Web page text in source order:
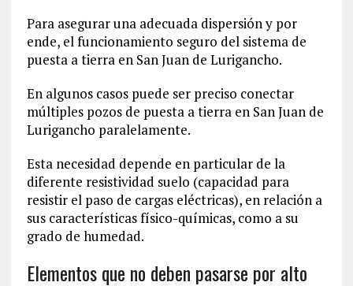
Para asegurar una adecuada dispersión y por
ende, el funcionamiento seguro del sistema de
puesta a tierra en San Juan de Lurigancho.
En algunos casos puede ser preciso conectar
múltiples pozos de puesta a tierra en San Juan de
Lurigancho paralelamente.
Esta necesidad depende en particular de la
diferente resistividad suelo (capacidad para
resistir el paso de cargas eléctricas), en relación a
sus características físico-químicas, como a su
grado de humedad.
Elementos que no deben pasarse por alto